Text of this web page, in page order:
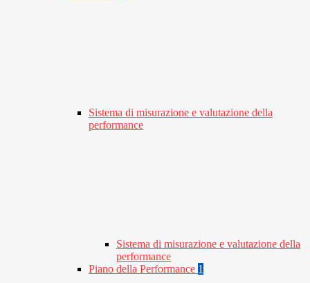
Sistema di misurazione e valutazione della
performance
Sistema di misurazione e valutazione della
performance
Piano della Performance 1